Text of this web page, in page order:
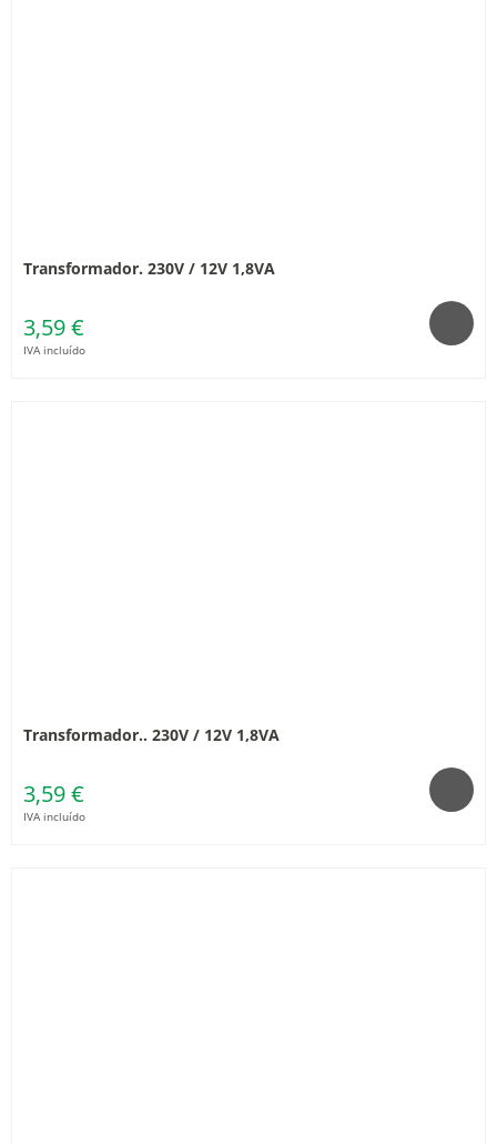
Transformador. 230V / 12V 1,8VA
3,59 €
IVA incluído
Transformador.. 230V / 12V 1,8VA
3,59 €
IVA incluído